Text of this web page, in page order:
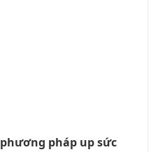
phương pháp up sức